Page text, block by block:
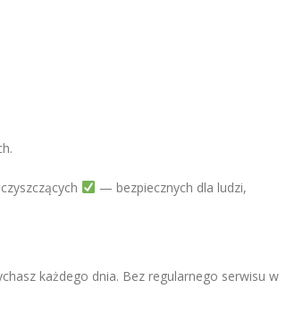
— bezpiecznych dla ludzi,
każdego dnia. Bez regularnego serwisu w